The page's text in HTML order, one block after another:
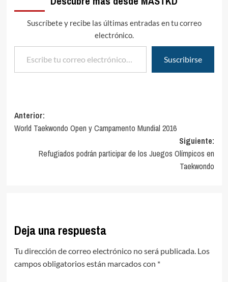
Suscríbete y recibe las últimas entradas en tu correo
electrónico.
Escribe tu correo electrónico…
Suscribirse
Navegación
de
entradas
Anterior:
World Taekwondo Open y Campamento Mundial 2016
Siguiente:
Refugiados podrán participar de los Juegos Olímpicos en
Taekwondo
Deja una respuesta
Tu dirección de correo electrónico no será publicada. Los
campos obligatorios están marcados con *